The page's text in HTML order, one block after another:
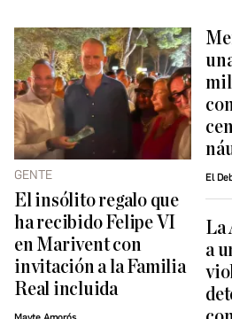
GENTE
El insólito regalo que
ha recibido Felipe VI
en Marivent con
invitación a la Familia
Real incluida
El
La
a